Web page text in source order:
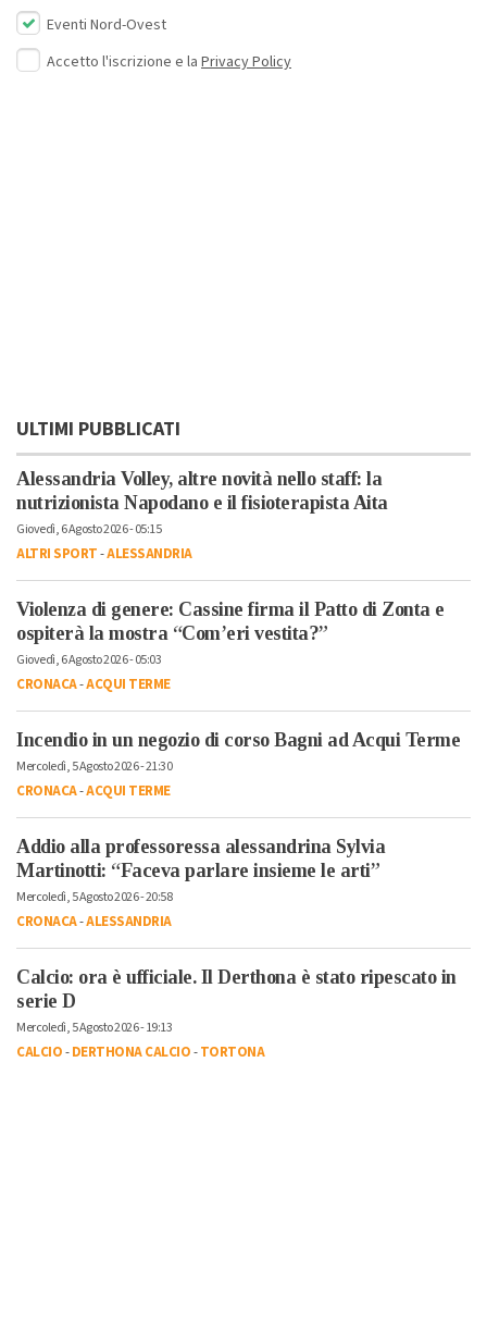
Eventi Nord-Ovest
Accetto l'iscrizione e la Privacy Policy
ULTIMI PUBBLICATI
Alessandria Volley, altre novità nello staff: la
nutrizionista Napodano e il fisioterapista Aita
Giovedì, 6 Agosto 2026 - 05:15
ALTRI SPORT-ALESSANDRIA
Violenza di genere: Cassine firma il Patto di Zonta e
ospiterà la mostra “Com’eri vestita?”
Giovedì, 6 Agosto 2026 - 05:03
CRONACA-ACQUI TERME
Incendio in un negozio di corso Bagni ad Acqui Terme
Mercoledì, 5 Agosto 2026 - 21:30
CRONACA-ACQUI TERME
Addio alla professoressa alessandrina Sylvia
Martinotti: “Faceva parlare insieme le arti”
Mercoledì, 5 Agosto 2026 - 20:58
CRONACA-ALESSANDRIA
Calcio: ora è ufficiale. Il Derthona è stato ripescato in
serie D
Mercoledì, 5 Agosto 2026 - 19:13
CALCIO-DERTHONA CALCIO-TORTONA